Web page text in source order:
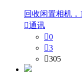
回收闲置相机，
通讯
0
3
305